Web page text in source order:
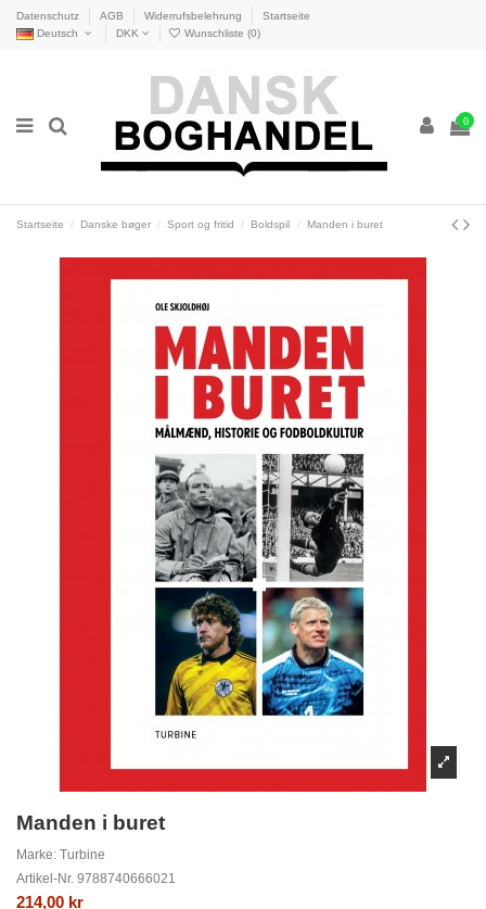
Datenschutz AGB Widerrufsbelehrung
Startseite
Deutsch
DKK Wunschliste (0)
0
Startseite Danske bøger Sport og fritid Boldspil Manden i buret
Manden i buret
Marke: Turbine
Artikel-Nr. 9788740666021
214,00 kr